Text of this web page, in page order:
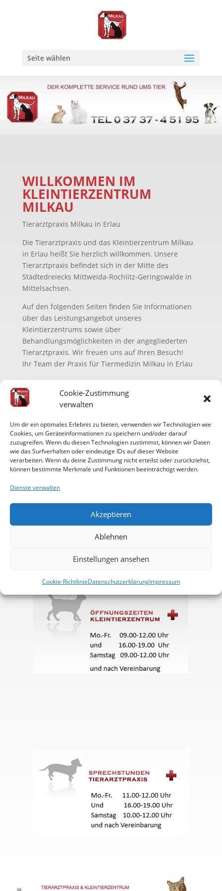
Cookie-Zustimmung
verwalten
Um dir ein optimales Erlebnis zu bieten, verwenden wir Technologien wie
Cookies, um Geräteinformationen zu speichern und/oder darauf
zuzugreifen. Wenn du diesen Technologien zustimmst, können wir Daten
wie das Surfverhalten oder eindeutige IDs auf dieser Website
verarbeiten. Wenn du deine Zustimmung nicht erteilst oder zurückziehst,
können bestimmte Merkmale und Funktionen beeinträchtigt werden.
Dienste verwalten
Akzeptieren
Ablehnen
Einstellungen ansehen
Cookie-RichtlinieDatenschutzerklärungImpressum
Seite wählen
WILLKOMMEN IM
KLEINTIERZENTRUM
MILKAU
Tierarztpraxis Milkau in Erlau
Die Tierarztpraxis und das Kleintierzentrum Milkau
in Erlau heißt Sie herzlich willkommen. Unsere
Tierarztpraxis befindet sich in der Mitte des
Städtedreiecks Mittweida-Rochlitz-Geringswalde in
Mittelsachsen.
Auf den folgenden Seiten finden Sie Informationen
über das Leistungsangebot unseres
Kleintierzentrums sowie über
Behandlungsmöglichkeiten in der angegliederten
Tierarztpraxis. Wir freuen uns auf Ihren Besuch!
Ihr Team der Praxis für Tiermedizin Milkau in Erlau